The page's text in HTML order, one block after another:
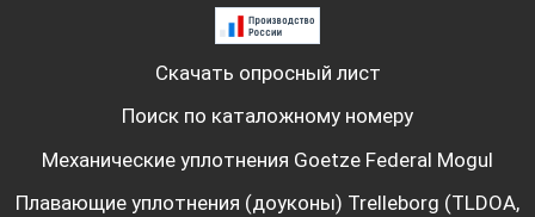
Скачать опросный лист
Поиск по каталожному номеру
Механические уплотнения Goetze Federal Mogul
Плавающие уплотнения (доуконы) Trelleborg (TLDOA,